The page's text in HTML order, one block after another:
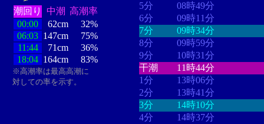
潮回り 中潮 高潮率
00:00
62cm
32%
06:03 147cm
75%
11:44
71cm
36%
18:04 164cm 83%
※高潮率は最高高潮に
対しての率を示す。
5分
08時49分
6分
09時11分
7分
09時34分
8分
09時59分
9分
10時31分
干潮
11時44分
1分
13時06分
2分
13時41分
3分
14時10分
4分
14時37分